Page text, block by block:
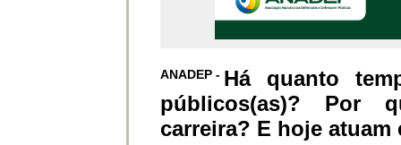
ANADEP - Há quanto
públicos(as)? Por
carreira? E hoje atuam